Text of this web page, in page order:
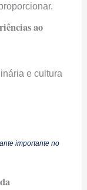
ao
e cultura
importante no